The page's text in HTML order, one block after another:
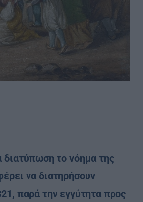
διατύπωση το νόημα της
να διατηρήσουν
παρά την εγγύτητα προς